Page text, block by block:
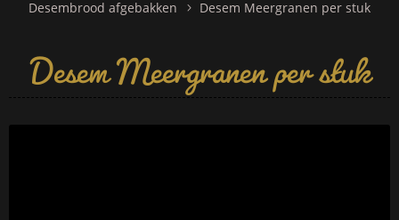
Desembrood afgebakken
Desem Meergranen per stuk
Desem Meergranen per stuk